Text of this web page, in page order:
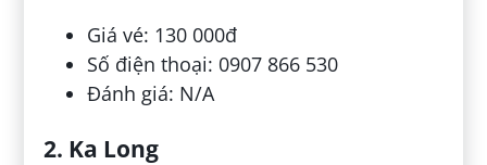
Giá vé: 130 000đ
Số điện thoại: 0907 866 530
Đánh giá: N/A
2. Ka Long